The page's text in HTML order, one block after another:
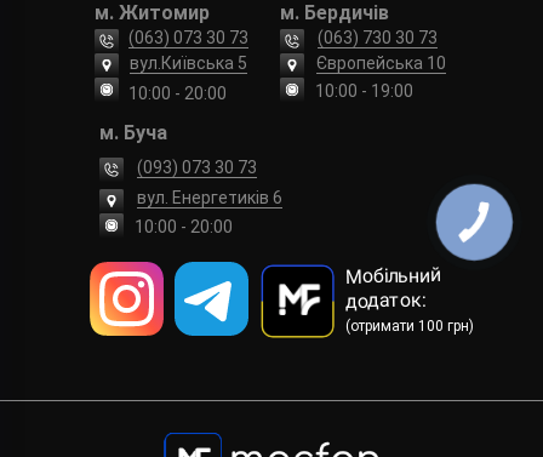
м. Житомир
вул.Київська 5
10:00 - 20:00
(063) 073 30 73
м. Бердичів
Європейська 10
10:00 - 19:00
(063) 730 30 73
Мобільний
додаток:
(отримати 100 грн)
м. Буча
вул. Енергетиків 6
(093) 073 30 73
10:00 - 20:00